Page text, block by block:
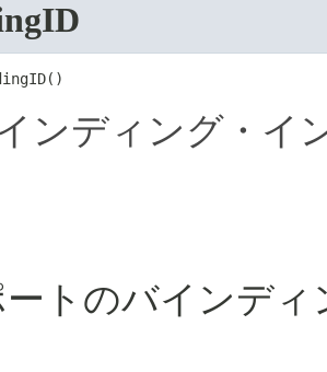
ンディング・イ
ートのバインデ